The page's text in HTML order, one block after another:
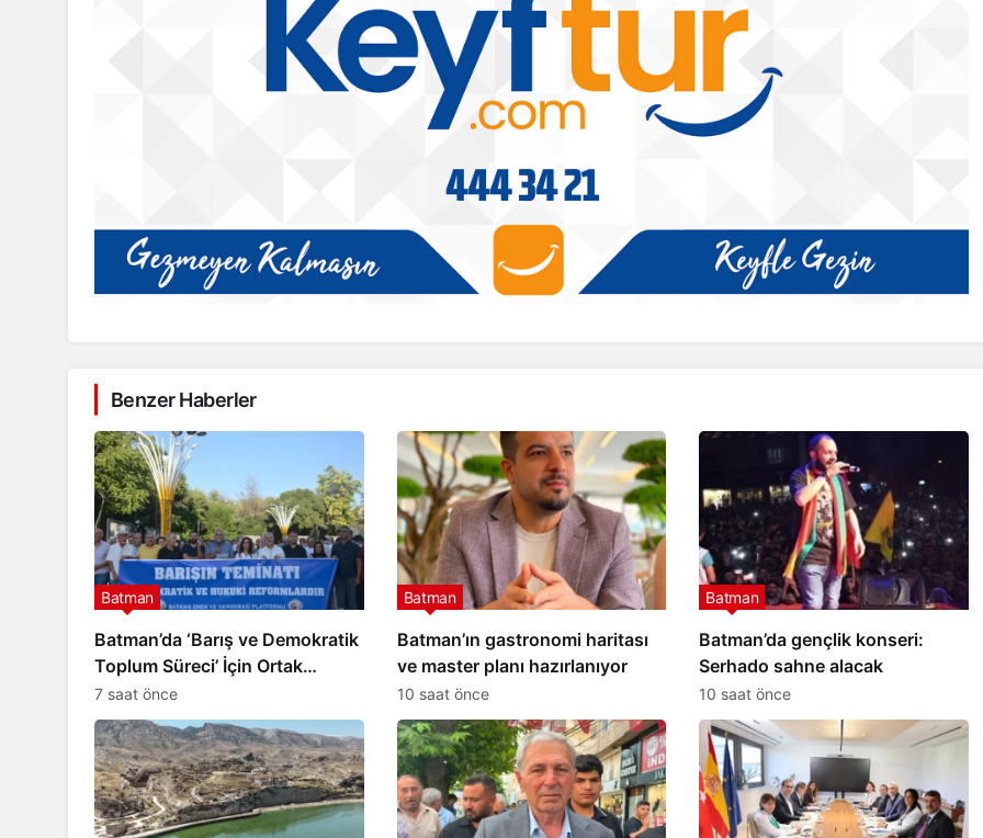
Benzer Haberler
Batman’da ‘Barış ve Demokratik
Toplum Süreci’ İçin Ortak
Açıklama
Batman
7 saat önce
Batman’ın gastronomi haritası
ve master planı hazırlanıyor
Batman
10 saat önce
Batman’da gençlik konseri:
Serhado sahne alacak
Batman
10 saat önce
haritası
CHP Batman İl Başkanı Yılmaz
Özkanat: Batman halkı neden
cezalandırılıyor?
ekonomik ilişkileri için
temaslarda bulundu